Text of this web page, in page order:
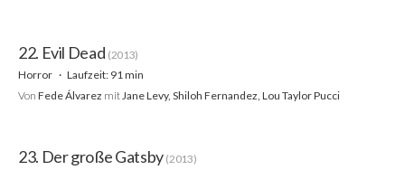
22. Evil Dead (2013)
Horror
Laufzeit: 91 min
Von Fede Álvarez mitJane Levy, Shiloh Fernandez, Lou Taylor Pucci
23. Der große Gatsby (2013)